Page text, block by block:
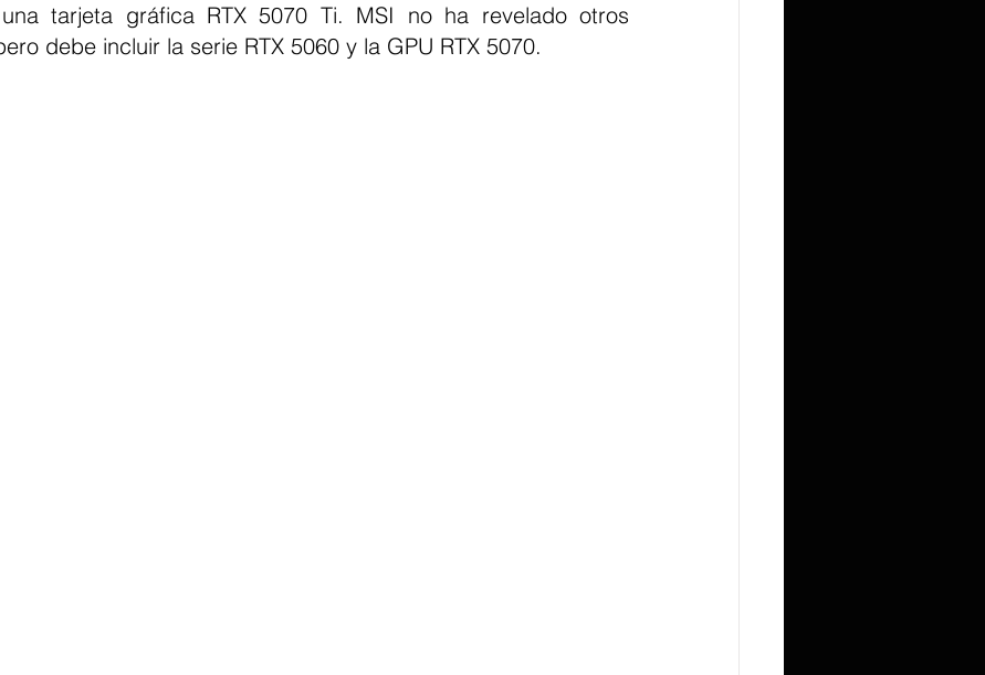
tarjeta gráfica RTX 5070 Ti. MSI no ha revelado otros
debe incluir la serie RTX 5060 y la GPU RTX 5070.